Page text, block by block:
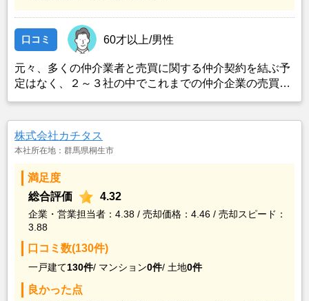
口コミ 60才以上/男性
元々、多くの仲介業者と売買に関する仲介契約を結ぶ予
定はなく、２～３社の中でこれまでの仲介企業の売買実
績や仲介業者との面談対応から担当者スキル等を総合的
株式会社カチタス
本社所在地：群馬県桐生市
満足度
総合評価
4.32
企業・営業担当者：4.38 / 売却価格：4.46 / 売却スピード：
3.88
口コミ数(130件)
一戸建て130件/ マンション0件/ 土地0件
良かった点